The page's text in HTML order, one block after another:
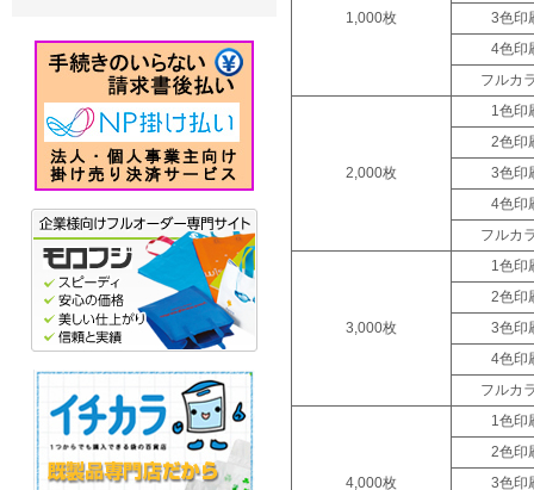
1,000枚
3色印
4色印
フルカ
2,000枚
1色印
2色印
3色印
4色印
フルカ
3,000枚
1色印
2色印
3色印
4色印
フルカ
4,000枚
1色印
2色印
3色印